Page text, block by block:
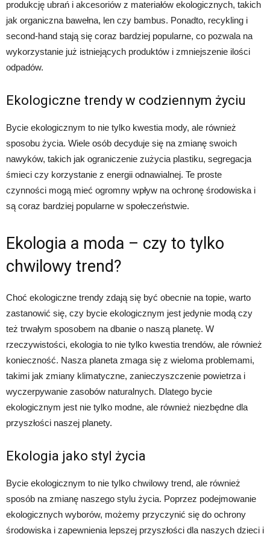
produkcję ubrań i akcesoriów z materiałów ekologicznych, takich
jak organiczna bawełna, len czy bambus. Ponadto, recykling i
second-hand stają się coraz bardziej popularne, co pozwala na
wykorzystanie już istniejących produktów i zmniejszenie ilości
odpadów.
Ekologiczne trendy w codziennym życiu
Bycie ekologicznym to nie tylko kwestia mody, ale również
sposobu życia. Wiele osób decyduje się na zmianę swoich
nawyków, takich jak ograniczenie zużycia plastiku, segregacja
śmieci czy korzystanie z energii odnawialnej. Te proste
czynności mogą mieć ogromny wpływ na ochronę środowiska i
są coraz bardziej popularne w społeczeństwie.
Ekologia a moda – czy to tylko
chwilowy trend?
Choć ekologiczne trendy zdają się być obecnie na topie, warto
zastanowić się, czy bycie ekologicznym jest jedynie modą czy
też trwałym sposobem na dbanie o naszą planetę. W
rzeczywistości, ekologia to nie tylko kwestia trendów, ale również
konieczność. Nasza planeta zmaga się z wieloma problemami,
takimi jak zmiany klimatyczne, zanieczyszczenie powietrza i
wyczerpywanie zasobów naturalnych. Dlatego bycie
ekologicznym jest nie tylko modne, ale również niezbędne dla
przyszłości naszej planety.
Ekologia jako styl życia
Bycie ekologicznym to nie tylko chwilowy trend, ale również
sposób na zmianę naszego stylu życia. Poprzez podejmowanie
ekologicznych wyborów, możemy przyczynić się do ochrony
środowiska i zapewnienia lepszej przyszłości dla naszych dzieci i